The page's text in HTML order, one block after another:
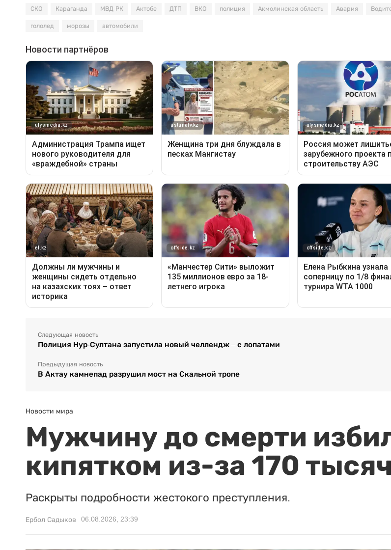
СКО Караганда МВД РК Актобе ДТП ВКО полиция Акмолинская область Авария
гололед морозы автомобили
Следующая новость
Полиция Нур-Султана запустила новый челлендж – с лопатами
Предыдущая новость
В Актау камнепад разрушил мост на Скальной тропе
Новости мира
Мужчину до смерти
кипятком из-за 170
Раскрыты подробности жестокого преступления.
Ербол Садыков 06.08.2026, 23:39